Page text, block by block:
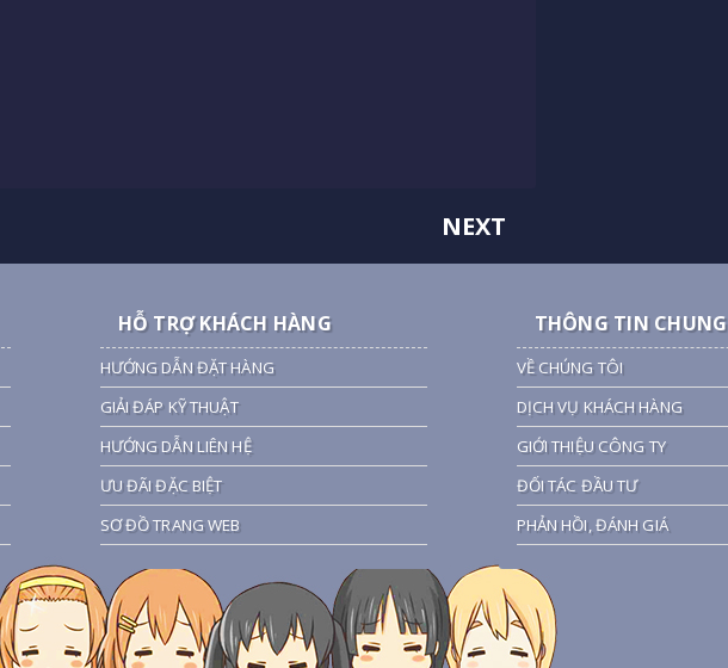
NEXT
HỖ TRỢ KHÁCH HÀNG
HƯỚNG DẪN ĐẶT HÀNG
GIẢI ĐÁP KỸ THUẬT
HƯỚNG DẪN LIÊN HỆ
ƯU ĐÃI ĐẶC BIỆT
SƠ ĐỒ TRANG WEB
THÔNG TIN CHUNG
VỀ CHÚNG TÔI
DỊCH VỤ KHÁCH HÀNG
GIỚI THIỆU CÔNG TY
ĐỐI TÁC ĐẦU TƯ
PHẢN HỒI, ĐÁNH GIÁ